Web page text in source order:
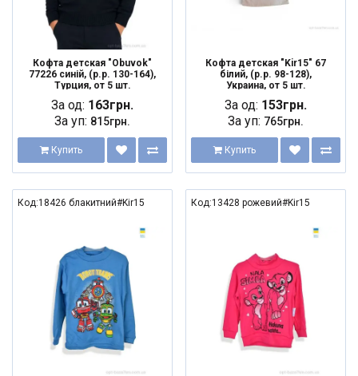
Кофта детская "Obuvok"
77226 синій, (р.р. 130-164),
Турция, от 5 шт.
За од: 163грн.
За уп: 815грн.
Купить
Кофта детская "Kir15" 67
білий, (р.р. 98-128),
Украина, от 5 шт.
За од: 153грн.
За уп: 765грн.
Купить
Код:18426 блакитний#Kir15 Код:13428 рожевий#Kir15